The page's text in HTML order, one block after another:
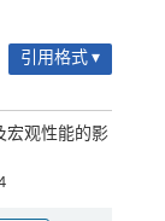
引用格式 ▾
宏观性能的影